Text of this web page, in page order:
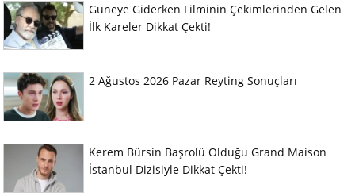
Güneye Giderken Filminin Çekimlerinden Gelen
İlk Kareler Dikkat Çekti!
2 Ağustos 2026 Pazar Reyting Sonuçları
Kerem Bürsin Başrolü Olduğu Grand Maison
İstanbul Dizisiyle Dikkat Çekti!